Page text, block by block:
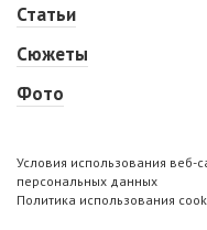
Статьи
Сюжеты
Фото
Условия использования веб-
персональных данных
Политика использования